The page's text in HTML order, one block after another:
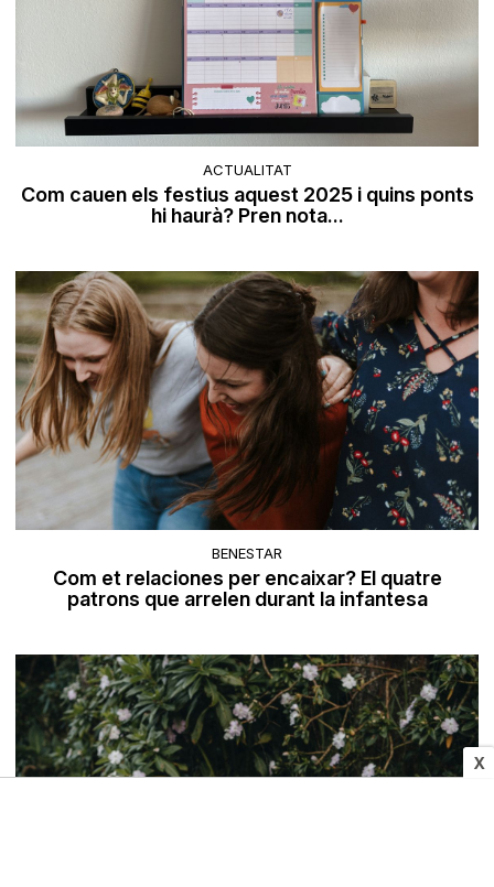
X
ACTUALITAT
Com cauen els festius aquest 2025 i quins ponts
hi haurà? Pren nota...
BENESTAR
Com et relaciones per encaixar? El quatre
patrons que arrelen durant la infantesa